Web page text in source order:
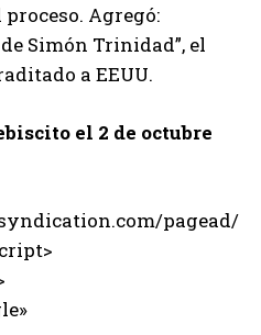
Agregó:
Simón Trinidad”, el
a EEUU.
el 2 de octubre
pagead/